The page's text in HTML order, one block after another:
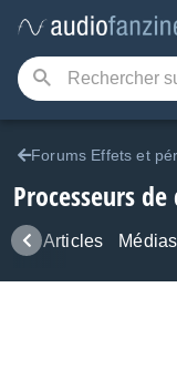
Forums Effets et
Processeurs
Articles Médias